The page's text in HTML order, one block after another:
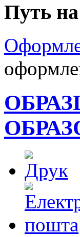
Путь на